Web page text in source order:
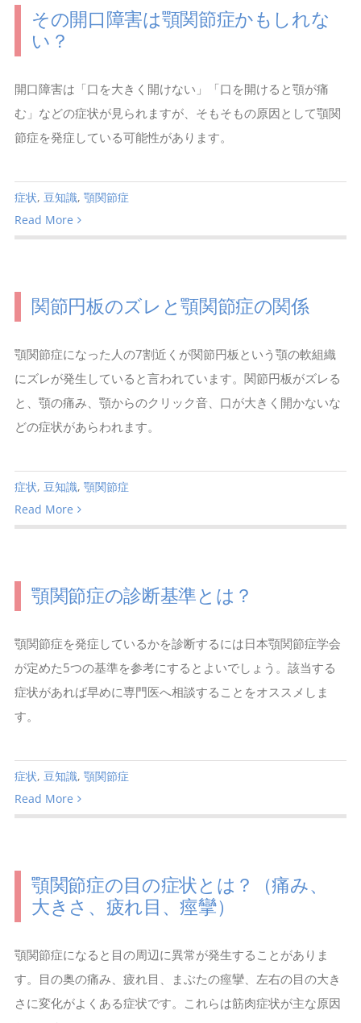
その開口障害は顎関節症かもしれな
い？
開口障害は「口を大きく開けない」「口を開けると顎が痛
む」などの症状が見られますが、そもそもの原因として顎関
節症を発症している可能性があります。
症状, 豆知識, 顎関節症
Read More
関節円板のズレと顎関節症の関係
顎関節症になった人の7割近くが関節円板という顎の軟組織
にズレが発生していると言われています。関節円板がズレる
と、顎の痛み、顎からのクリック音、口が大きく開かないな
どの症状があらわれます。
症状, 豆知識, 顎関節症
Read More
顎関節症の診断基準とは？
顎関節症を発症しているかを診断するには日本顎関節症学会
が定めた5つの基準を参考にするとよいでしょう。該当する
症状があれば早めに専門医へ相談することをオススメしま
す。
症状, 豆知識, 顎関節症
Read More
顎関節症の目の症状とは？（痛み、
大きさ、疲れ目、痙攣）
顎関節症になると目の周辺に異常が発生することがありま
す。目の奥の痛み、疲れ目、まぶたの痙攣、左右の目の大き
さに変化がよくある症状です。これらは筋肉症状が主な原因